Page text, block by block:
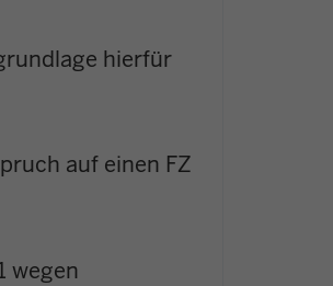
hierfür
auf einen FZ
wegen